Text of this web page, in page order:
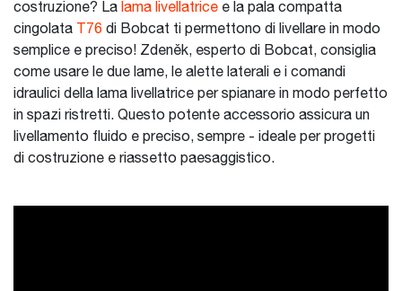
costruzione? La lama livellatrice e la pala compatta
cingolata
T76 di Bobcat ti permettono di livellare in modo
semplice e preciso! Zdeněk, esperto di Bobcat, consiglia
come usare le due lame, le alette laterali e i comandi
idraulici della lama livellatrice per spianare in modo perfetto
in spazi ristretti. Questo potente accessorio assicura un
livellamento fluido e preciso, sempre - ideale per progetti
di costruzione e riassetto paesaggistico.